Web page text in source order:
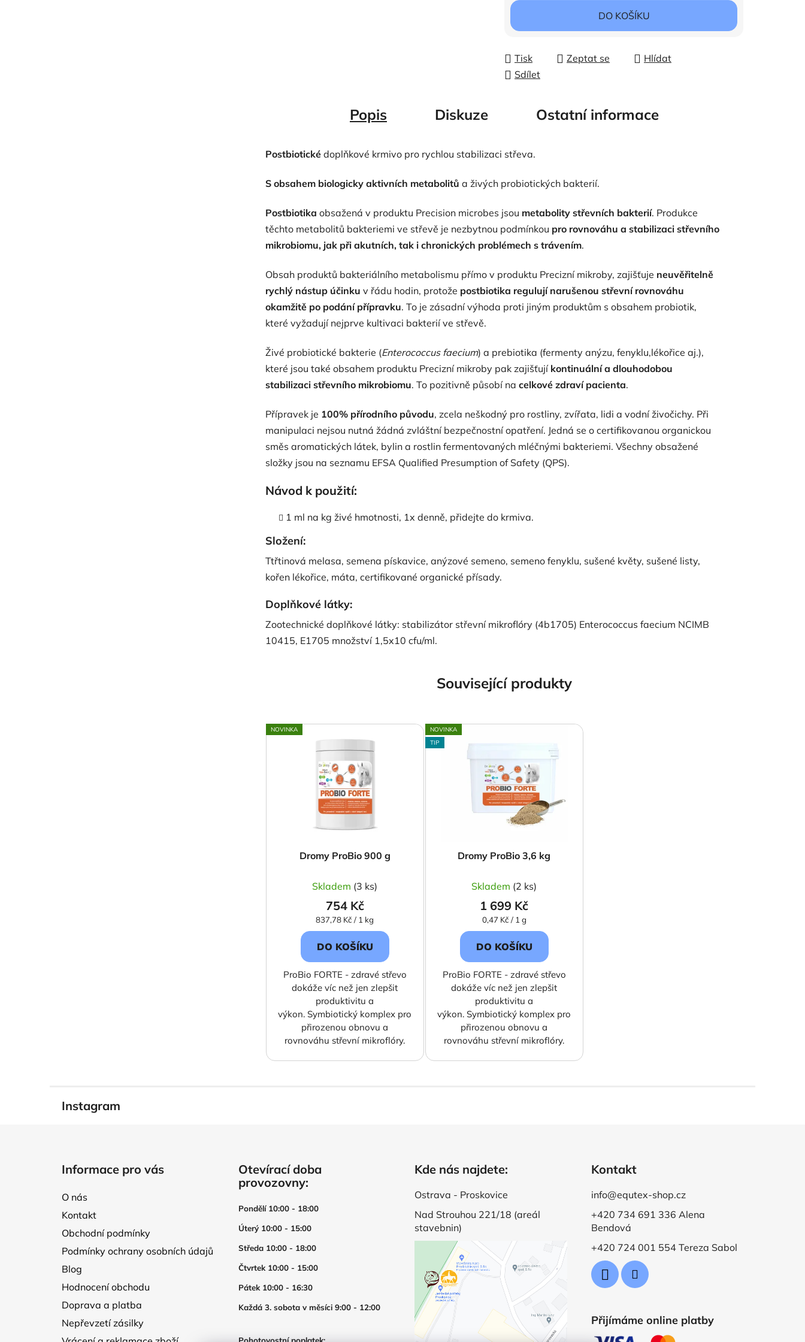
DO KOŠÍKU
Tisk Zeptat se
Hlídat
Sdílet
Popis Diskuze Ostatní informace
Postbiotické doplňkové krmivo pro rychlou stabilizaci střeva.
S obsahem biologicky aktivních metabolitů a živých probiotických bakterií.
Postbiotika obsažená v produktu Precision microbes jsou metabolity střevních bakterií. Produkce
těchto metabolitů bakteriemi ve střevě je nezbytnou podmínkou pro rovnováhu a stabilizaci střevního
mikrobiomu, jak při akutních, tak i chronických problémech s trávením.
Obsah produktů bakteriálního metabolismu přímo v produktu Precizní mikroby, zajišťuje neuvěřitelně
rychlý nástup účinku v řádu hodin, protože postbiotika regulují narušenou střevní rovnováhu
okamžitě po podání přípravku. To je zásadní výhoda proti jiným produktům s obsahem probiotik,
které vyžadují nejprve kultivaci bakterií ve střevě.
Živé probiotické bakterie (Enterococcus faecium) a prebiotika (fermenty anýzu, fenyklu,lékořice aj.),
které jsou také obsahem produktu Precizní mikroby pak zajišťují kontinuální a dlouhodobou
stabilizaci střevního mikrobiomu. To pozitivně působí na celkové zdraví pacienta.
Přípravek je 100% přírodního původu, zcela neškodný pro rostliny, zvířata, lidi a vodní živočichy. Při
manipulaci nejsou nutná žádná zvláštní bezpečnostní opatření. Jedná se o certifikovanou organickou
směs aromatických látek, bylin a rostlin fermentovaných mléčnými bakteriemi. Všechny obsažené
složky jsou na seznamu EFSA Qualified Presumption of Safety (QPS).
Návod k použití:
1 ml na kg živé hmotnosti, 1x denně, přidejte do krmiva.
Složení:
Ttřtinová melasa, semena pískavice, anýzové semeno, semeno fenyklu, sušené květy, sušené listy,
kořen lékořice, máta, certifikované organické přísady.
Doplňkové látky:
Zootechnické doplňkové látky: stabilizátor střevní mikroflóry (4b1705) Enterococcus faecium NCIMB
10415, E1705 množství 1,5x10 cfu/ml.
Související produkty
NOVINKA
Dromy ProBio 900 g
Skladem (3 ks)
754 Kč
Měrná
cena:
837,78 Kč / 1 kg
DO KOŠÍKU
ProBio FORTE - zdravé střevo
dokáže víc než jen zlepšit
produktivitu a
výkon. Symbiotický komplex pro
přirozenou obnovu a
rovnováhu střevní mikroflóry.
NOVINKA
TIP
Dromy ProBio 3,6 kg
Skladem (2 ks)
1 699 Kč
Měrná
cena:
0,47 Kč / 1 g
DO KOŠÍKU
ProBio FORTE - zdravé střevo
dokáže víc než jen zlepšit
produktivitu a
výkon. Symbiotický komplex pro
přirozenou obnovu a
rovnováhu střevní mikroflóry.
Instagram
Informace pro vás
O nás
Kontakt
Obchodní podmínky
Podmínky ochrany osobních údajů
Blog
Hodnocení obchodu
Doprava a platba
Nepřevzetí zásilky
Otevírací doba
provozovny:
Pondělí 10:00 - 18:00
Úterý 10:00 - 15:00
Středa 10:00 - 18:00
Čtvrtek 10:00 - 15:00
Pátek 10:00 - 16:30
Každá 3. sobota v měsíci 9:00 - 12:00
Kde nás najdete:
Ostrava - Proskovice
Nad Strouhou 221/18 (areál
stavebnin)
Kontakt
info@equtex-shop.cz
+420 734 691 336 Alena
Bendová
+420 724 001 554 Tereza Sabol
Přijímáme online platby